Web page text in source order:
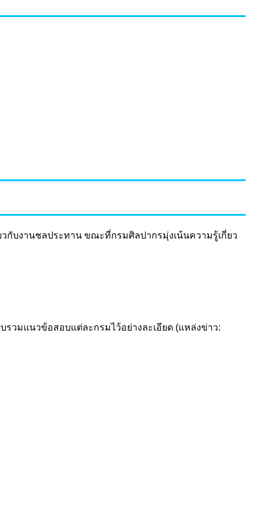
กับงานชลประทาน ขณะที่กรมศิลปากรมุ่งเน้นความรู้เกี่ยว
รวมแนวข้อสอบแต่ละกรมไว้อย่างละเอียด (แหล่งข่าว: